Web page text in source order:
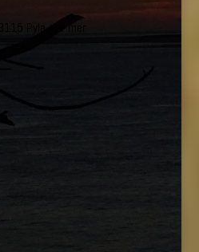
Pyla sur mer